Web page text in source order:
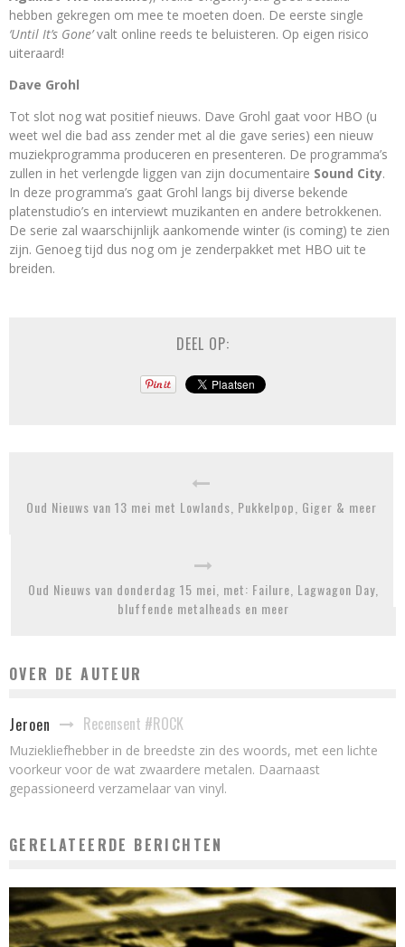
hebben gekregen om mee te moeten doen. De eerste single
‘Until It’s Gone’valt online reeds te beluisteren. Op eigen risico
uiteraard!
Dave Grohl
Tot slot nog wat positief nieuws. Dave Grohl gaat voor HBO (u
weet wel die bad ass zender met al die gave series) een nieuw
muziekprogramma produceren en presenteren. De programma’s
zullen in het verlengde liggen van zijn documentaire Sound City.
In deze programma’s gaat Grohl langs bij diverse bekende
platenstudio’s en interviewt muzikanten en andere betrokkenen.
De serie zal waarschijnlijk aankomende winter (is coming) te zien
zijn. Genoeg tijd dus nog om je zenderpakket met HBO uit te
breiden.
DEEL OP:
Oud Nieuws van 13 mei met Lowlands, Pukkelpop, Giger & meer
Oud Nieuws van donderdag 15 mei, met: Failure, Lagwagon Day,
bluffende metalheads en meer
OVER DE AUTEUR
Jeroen Recensent #ROCK
Muziekliefhebber in de breedste zin des woords, met een lichte
voorkeur voor de wat zwaardere metalen. Daarnaast
gepassioneerd verzamelaar van vinyl.
GERELATEERDE BERICHTEN